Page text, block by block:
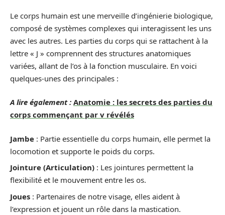
Le corps humain est une merveille d’ingénierie biologique,
composé de systèmes complexes qui interagissent les uns
avec les autres. Les parties du corps qui se rattachent à la
lettre « J » comprennent des structures anatomiques
variées, allant de l’os à la fonction musculaire. En voici
quelques-unes des principales :
A lire également : Anatomie : les secrets des parties du
corps commençant par v révélés
Jambe : Partie essentielle du corps humain, elle permet la
locomotion et supporte le poids du corps.
Jointure (Articulation) : Les jointures permettent la
flexibilité et le mouvement entre les os.
Joues : Partenaires de notre visage, elles aident à
l’expression et jouent un rôle dans la mastication.